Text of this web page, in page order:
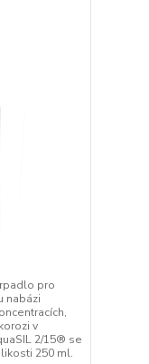
pro
nabázi
v
2/15® se
250 ml.